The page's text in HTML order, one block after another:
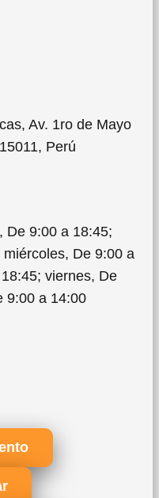
Av. 1ro de Mayo
Perú
De 9:00 a 18:45;
De 9:00 a
viernes, De
9:00 a 14:00